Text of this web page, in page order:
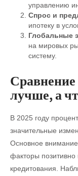
управлению
Спрос и
ипотеку в
Глобальные
на мировых
систему.
Сравнение
лучше, а
В 2025 году
значительные
Основное
факторы позитивно
кредитования.